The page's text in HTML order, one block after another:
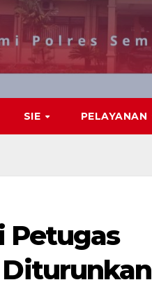
SIE PELAYANAN
Petugas